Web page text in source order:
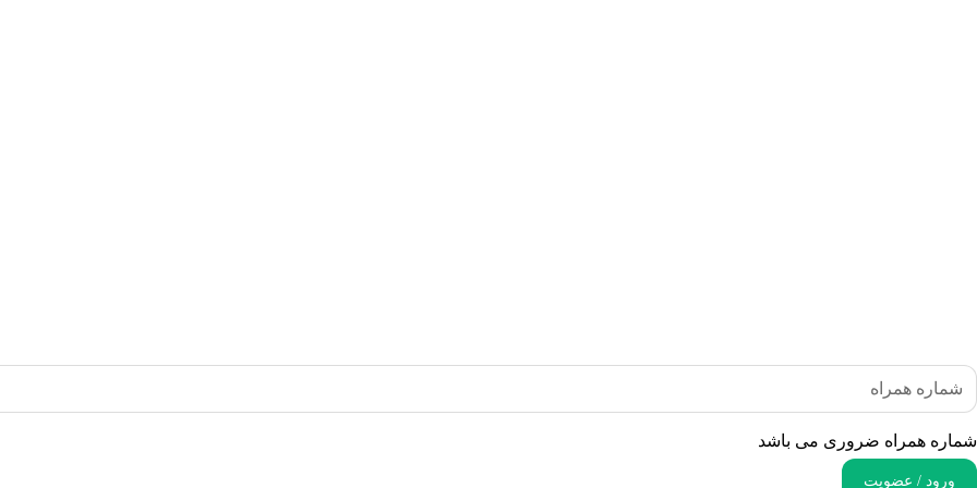
شماره همراه ضروری می باشد
ورود / عضویت